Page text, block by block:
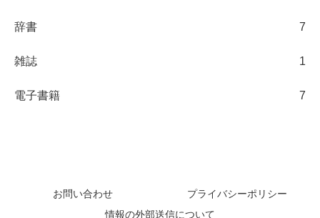
辞書 7
雑誌 1
電子書籍 7
お問い合わせ
プライバシーポリシー
情報の外部送信について